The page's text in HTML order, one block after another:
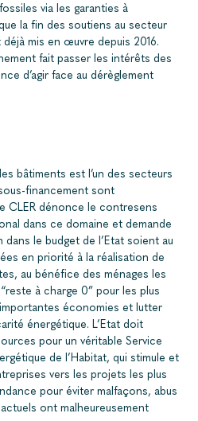
via les garanties à
la fin des soutiens au secteur
mis en œuvre depuis 2016.
fait passer les intérêts des
d’agir face au dérèglement
bâtiments est l’un des secteurs
financement sont
CLER dénonce le contresens
dans ce domaine et demande
le budget de l’Etat soient au
en priorité à la réalisation de
au bénéfice des ménages les
à charge 0” pour les plus
économies et lutter
énergétique. L’Etat doit
pour un véritable Service
de l’Habitat, qui stimule et
vers les projets les plus
pour éviter malfaçons, abus
ont malheureusement